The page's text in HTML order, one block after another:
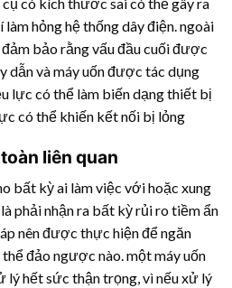
hỏng hệ thống dây điện. ngoài
bảo rằng vấu đầu cuối được
dẫn và máy uốn được tác dụng
lực có thể làm biến dạng thiết bị
có thể khiến kết nối bị lỏng
liên quan
bất kỳ ai làm việc với hoặc xung
phải nhận ra bất kỳ rủi ro tiềm ẩn
nên được thực hiện để ngăn
đảo ngược nào. một máy uốn
lý hết sức thận trọng, vì nếu xử lý